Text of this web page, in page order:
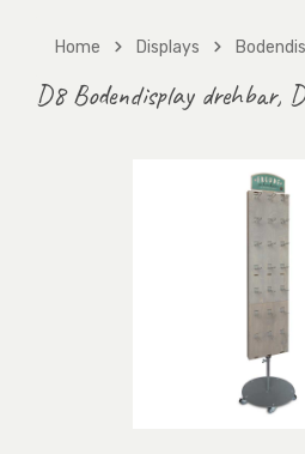
Home Displays
D8 Bodendisplay drehbar,